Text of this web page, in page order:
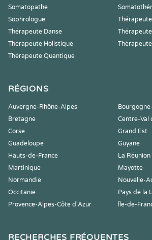
Somatopathe
Sophrologue
Thérapeute
Thérapeute Danse
Thérapeute Holistique
Thérapeute Quantique
RÉGIONS
Auvergne-Rhône-Alpes
Bretagne
Centre-Val
Corse
Grand Est
Guadeloupe
Guyane
Hauts-de-France
La Réunion
Martinique
Mayotte
Normandie
Nouvelle-
Occitanie
Pays de la
Provence-Alpes-Côte d'Azur
Île-de-
RECHERCHES FRÉQUENTES